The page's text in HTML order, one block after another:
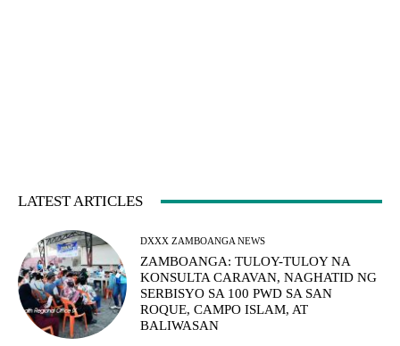
LATEST ARTICLES
DXXX ZAMBOANGA NEWS
ZAMBOANGA: TULOY-TULOY NA
KONSULTA CARAVAN, NAGHATID NG
SERBISYO SA 100 PWD SA SAN
ROQUE, CAMPO ISLAM, AT
BALIWASAN